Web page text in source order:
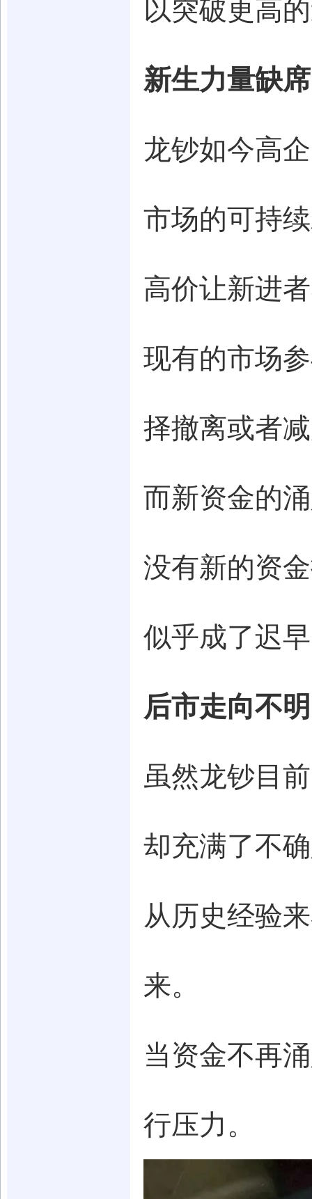
以突破更高
新生力量缺
龙钞如今高
市场的可持
高价让新进
现有的市场
择撤离或者
而新资金的
没有新的资
似乎成了迟
后市走向不
虽然龙钞目
却充满了不
从历史经验
来。
当资金不再
行压力。